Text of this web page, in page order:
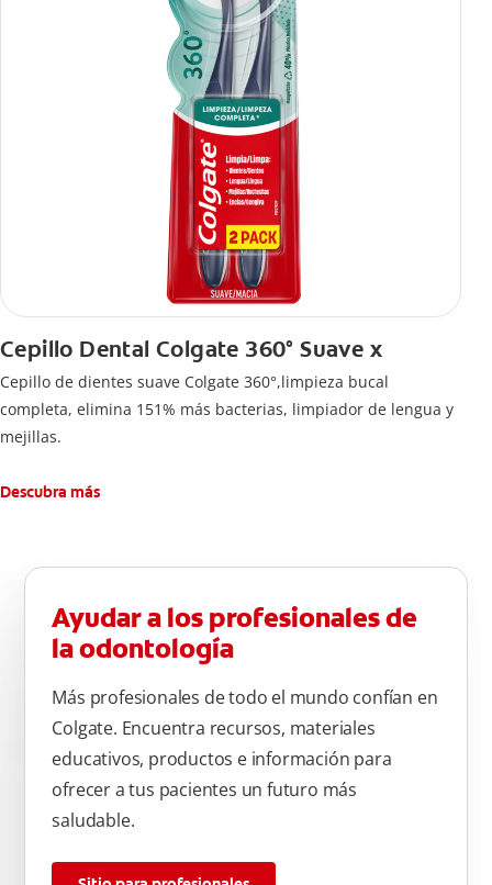
Cepillo Dental Colgate 360° Suave x
Cepillo de dientes suave Colgate 360°,limpieza bucal
completa, elimina 151% más bacterias, limpiador de lengua y
mejillas.
Descubra más
Ayudar a los profesionales de
la odontología
Más profesionales de todo el mundo confían en
Colgate. Encuentra recursos, materiales
educativos, productos e información para
ofrecer a tus pacientes un futuro más
saludable.